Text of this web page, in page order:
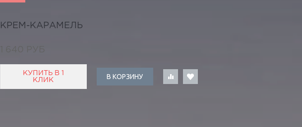
КРЕМ-КАРАМЕЛЬ
КУПИТЬ В 1
КЛИК
В КОРЗИНУ